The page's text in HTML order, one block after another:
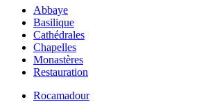
Abbaye
Basilique
Cathédrales
Chapelles
Monastères
Restauration
Rocamadour